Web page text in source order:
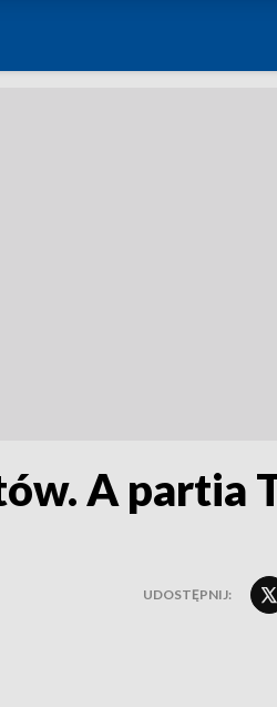
A partia
UDOSTĘPNIJ: